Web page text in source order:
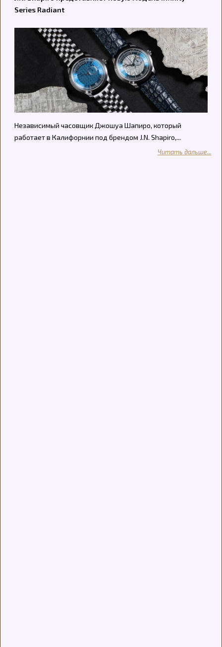
Series Radiant
Независимый часовщик Джошуа Шапиро, который
работает в Калифорнии под брендом J.N. Shapiro,...
Читать дальше...